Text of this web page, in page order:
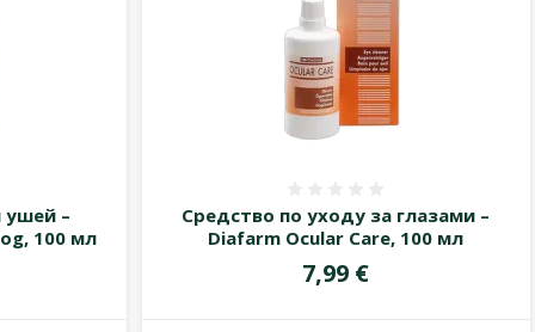
ушей –
100 мл
Средство по уходу за глазами –
Diafarm Ocular Care, 100 мл
Цена
7,99 €